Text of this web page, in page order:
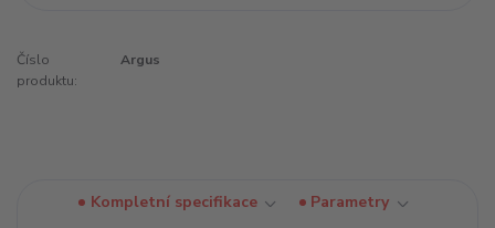
Číslo
produktu:
Argus
Kompletní specifikace
Parametry